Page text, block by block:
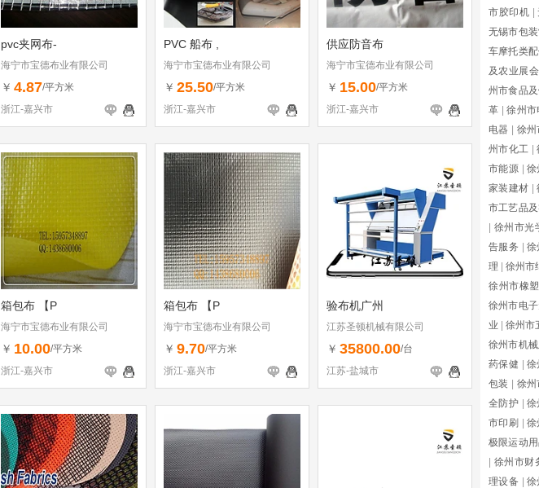
pvc夹网布-
海宁市宝德布业有限公司
￥ 4.87/平方米
浙江-嘉兴市
PVC 船布 ,
海宁市宝德布业有限公司
￥ 25.50/平方米
浙江-嘉兴市
供应防音布
海宁市宝德布业有限公司
￥ 15.00/平方米
浙江-嘉兴市
箱包布 【P
海宁市宝德布业有限公司
￥ 10.00/平方米
浙江-嘉兴市
箱包布 【P
海宁市宝德布业有限公司
￥ 9.70/平方米
浙江-嘉兴市
验布机广州
江苏圣顿机械有限公司
￥ 35800.00/台
江苏-盐城市
市胶印机
无锡市包
车摩托类
及农业展会
州市食品
革
徐州市
电器
徐
州市化工
市能源
徐
家装建材
市工艺品
徐州市光
告服务
徐
理
徐州市
徐州市橡塑
徐州市电
业
徐州市
徐州市机
药保健
徐
包装
徐
全防护
徐
市印刷
徐
极限运动
徐州市财
理设备
徐